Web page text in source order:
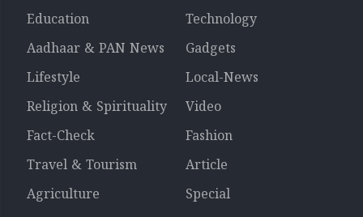
Education
Technology
Aadhaar & PAN News
Gadgets
Lifestyle
Local-News
Religion & Spirituality
Video
Fact-Check
Fashion
Travel & Tourism
Article
Agriculture
Special